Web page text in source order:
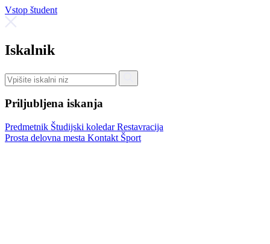
Vstop študent
Iskalnik
Priljubljena iskanja
Predmetnik Študijski koledarRestavracija
Prosta delovna mesta Kontakt Šport